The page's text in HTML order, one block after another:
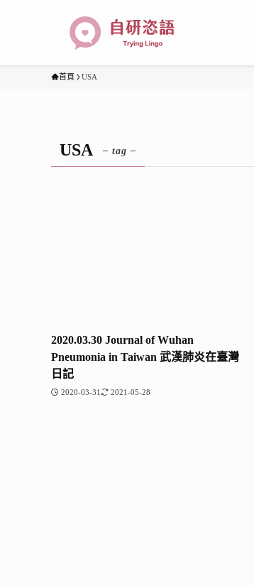
首頁 USA
USA – tag –
2020.03.30 Journal of Wuhan
Pneumonia in Taiwan 武漢肺炎在臺灣
日記
2020-03-31 2021-05-28